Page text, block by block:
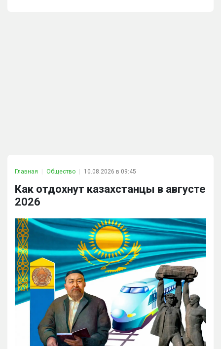
Главная Общество 10.08.2026 в 09:45
Как отдохнут казахстанцы в августе
2026